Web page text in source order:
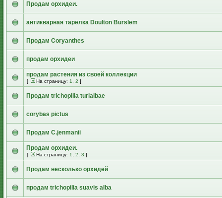
Продам орхидеи.
антикварная тарелка Doulton Burslem
Продам Coryanthes
продам орхидеи
продам растения из своей коллекции
[ На страницу: 1 2 ]
Продам trichopilia turialbae
corybas pictus
Продам C.jenmanii
Продам орхидеи.
[ На страницу: 1 2 3 ]
Продам несколько орхидей
продам trichopilia suavis alba